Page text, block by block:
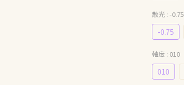
散光 : -0.75
-0.75
軸度 : 010
010